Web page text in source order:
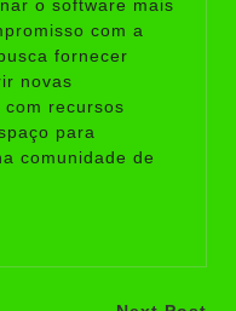
o software mais
com a
fornecer
novas
recursos
para
comunidade de